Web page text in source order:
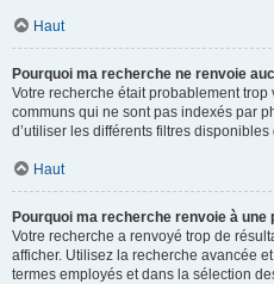
Haut
Pourquoi ma recherche ne renvoie
Votre recherche était probablement
communs qui ne sont pas indexés par
d’utiliser les différents filtres
Haut
Pourquoi ma recherche renvoie à une
Votre recherche a renvoyé trop de
afficher. Utilisez la recherche avancée
termes employés et dans la sélection